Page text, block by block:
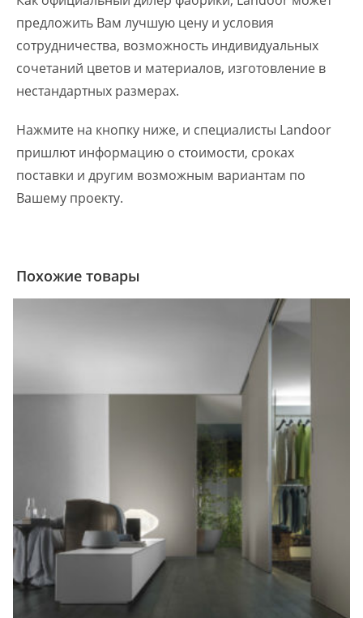
предложить Вам лучшую цену и условия
сотрудничества, возможность индивидуальных
сочетаний цветов и материалов, изготовление в
нестандартных размерах.
Нажмите на кнопку ниже, и специалисты Landoor
пришлют информацию о стоимости, сроках
поставки и другим возможным вариантам по
Вашему проекту.
Похожие товары